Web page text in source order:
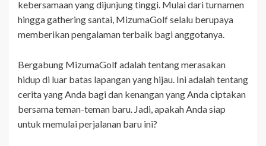
kebersamaan yang dijunjung tinggi. Mulai dari turnamen
hingga gathering santai, MizumaGolf selalu berupaya
memberikan pengalaman terbaik bagi anggotanya.
Bergabung MizumaGolf adalah tentang merasakan
hidup di luar batas lapangan yang hijau. Ini adalah tentang
cerita yang Anda bagi dan kenangan yang Anda ciptakan
bersama teman-teman baru. Jadi, apakah Anda siap
untuk memulai perjalanan baru ini?